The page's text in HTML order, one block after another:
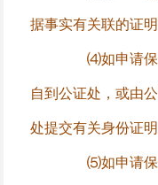
据事实有关联的证明
⑷如申请保全的
自到公证处，或由
处提交有关身份证明
⑸如申请保全的